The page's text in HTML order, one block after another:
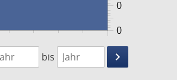
0
0
1475
bis
keyboard_arrow_right
Suche